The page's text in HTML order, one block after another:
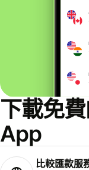
下載免
App
比較匯款服